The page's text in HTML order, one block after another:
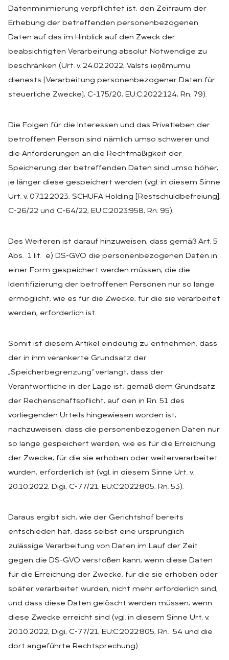
Datenminimierung verpflichtet ist, den Zeitraum der
Erhebung der betreffenden personenbezogenen
Daten auf das im Hinblick auf den Zweck der
beabsichtigten Verarbeitung absolut Notwendige zu
beschränken (Urt. v. 24.02.2022, Valsts ieņēmumu
dienests [Verarbeitung personenbezogener Daten für
steuerliche Zwecke], C-175/20, EU:C:2022:124, Rn. 79).
Die Folgen für die Interessen und das Privatleben der
betroffenen Person sind nämlich umso schwerer und
die Anforderungen an die Rechtmäßigkeit der
Speicherung der betreffenden Daten sind umso höher,
je länger diese gespeichert werden (vgl. in diesem Sinne
Urt. v. 07.12.2023, SCHUFA Holding [Restschuldbefreiung],
C-26/22 und C-64/22, EU:C:2023:958, Rn. 95).
Des Weiteren ist darauf hinzuweisen, dass gemäß Art. 5
Abs. 1 lit. e) DS-GVO die personenbezogenen Daten in
einer Form gespeichert werden müssen, die die
Identifizierung der betroffenen Personen nur so lange
ermöglicht, wie es für die Zwecke, für die sie verarbeitet
werden, erforderlich ist.
Somit ist diesem Artikel eindeutig zu entnehmen, dass
der in ihm verankerte Grundsatz der
„Speicherbegrenzung“ verlangt, dass der
Verantwortliche in der Lage ist, gemäß dem Grundsatz
der Rechenschaftspflicht, auf den in Rn. 51 des
vorliegenden Urteils hingewiesen worden ist,
nachzuweisen, dass die personenbezogenen Daten nur
so lange gespeichert werden, wie es für die Erreichung
der Zwecke, für die sie erhoben oder weiterverarbeitet
wurden, erforderlich ist (vgl. in diesem Sinne Urt. v.
20.10.2022, Digi, C-77/21, EU:C:2022:805, Rn. 53).
Daraus ergibt sich, wie der Gerichtshof bereits
entschieden hat, dass selbst eine ursprünglich
zulässige Verarbeitung von Daten im Lauf der Zeit
gegen die DS-GVO verstoßen kann, wenn diese Daten
für die Erreichung der Zwecke, für die sie erhoben oder
später verarbeitet wurden, nicht mehr erforderlich sind,
und dass diese Daten gelöscht werden müssen, wenn
diese Zwecke erreicht sind (vgl. in diesem Sinne Urt. v.
20.10.2022, Digi, C-77/21, EU:C:2022:805, Rn. 54 und die
dort angeführte Rechtsprechung).